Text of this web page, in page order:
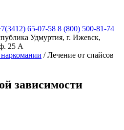
65-07-58 8 (800) 500-81-74
Удмуртия, г. Ижевск,
25 А
/Лечение от спайсов
зависимости